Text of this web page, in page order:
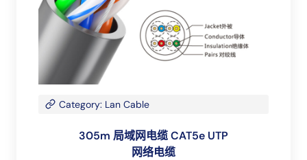
Category: Lan Cable
305m 局域网电缆 CAT5e UTP
网络电缆